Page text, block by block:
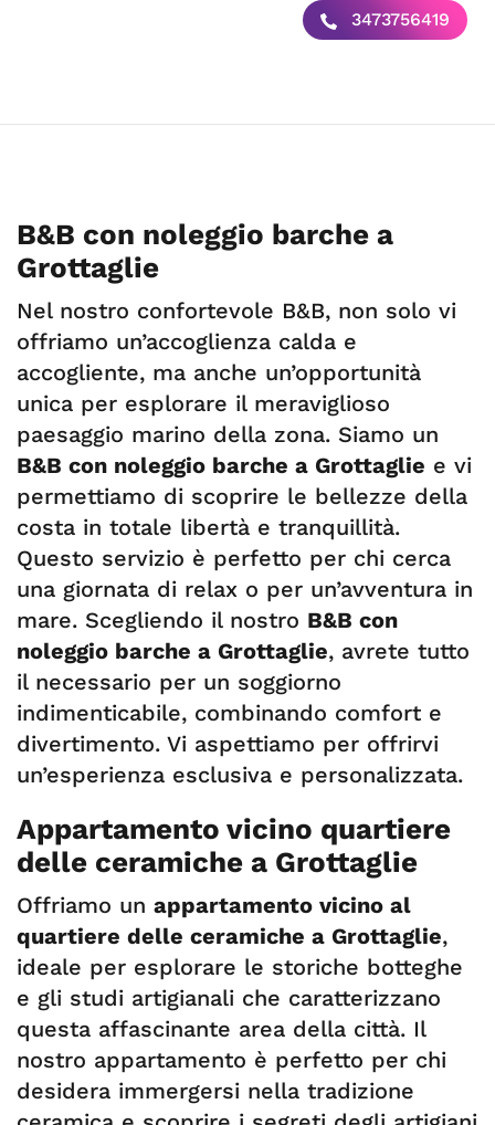
3473756419
B&B con noleggio barche a
Grottaglie
Nel nostro confortevole B&B, non solo vi
offriamo un’accoglienza calda e
accogliente, ma anche un’opportunità
unica per esplorare il meraviglioso
paesaggio marino della zona. Siamo un
B&B con noleggio barche a Grottaglie e vi
permettiamo di scoprire le bellezze della
costa in totale libertà e tranquillità.
Questo servizio è perfetto per chi cerca
una giornata di relax o per un’avventura in
mare. Scegliendo il nostro B&B con
noleggio barche a Grottaglie, avrete tutto
il necessario per un soggiorno
indimenticabile, combinando comfort e
divertimento. Vi aspettiamo per offrirvi
un’esperienza esclusiva e personalizzata.
Appartamento vicino quartiere
delle ceramiche a Grottaglie
Offriamo un appartamento vicino al
quartiere delle ceramiche a Grottaglie,
ideale per esplorare le storiche botteghe
e gli studi artigianali che caratterizzano
questa affascinante area della città. Il
nostro appartamento è perfetto per chi
desidera immergersi nella tradizione